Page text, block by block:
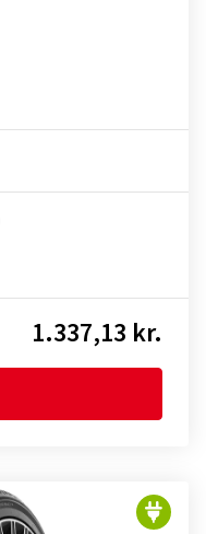
1.337,13 kr.